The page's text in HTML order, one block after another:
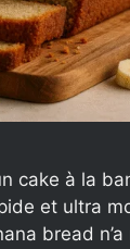
cake à la
et ultra
bread n’a